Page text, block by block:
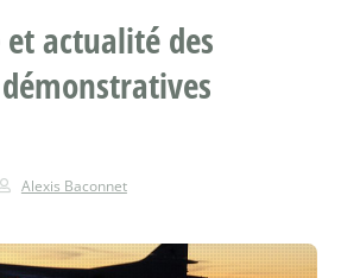
actualité des
Alexis Baconnet